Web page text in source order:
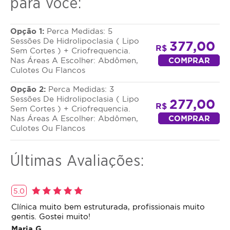
Opção 1: Perca Medidas: 5
Sessões De Hidrolipoclasia ( Lipo
Sem Cortes ) + Criofrequencia.
Nas Áreas A Escolher: Abdômen,
Culotes Ou Flancos
R$ 377,00
COMPRAR
Opção 2: Perca Medidas: 3
Sessões De Hidrolipoclasia ( Lipo
Sem Cortes ) + Criofrequencia.
Nas Áreas A Escolher: Abdômen,
Culotes Ou Flancos
R$ 277,00
COMPRAR
Últimas Avaliações:
5.0
Clínica muito bem estruturada, profissionais muito
gentis. Gostei muito!